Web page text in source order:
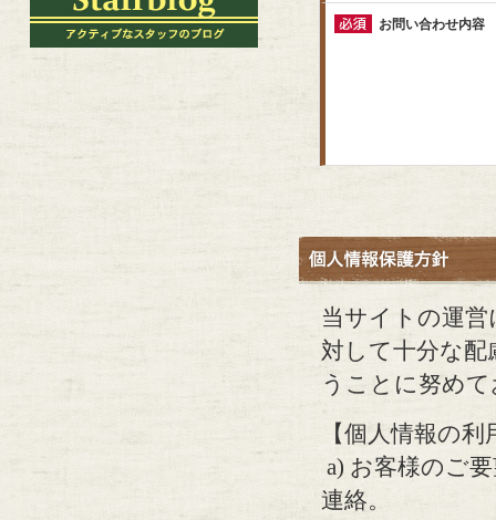
お問い合わせ内容
当サイトの運
対して十分な配
うことに努め
【個人情報の利
a) お客様のご
連絡。